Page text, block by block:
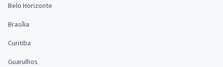
Belo Horizonte
Brasília
Curitiba
Guarulhos